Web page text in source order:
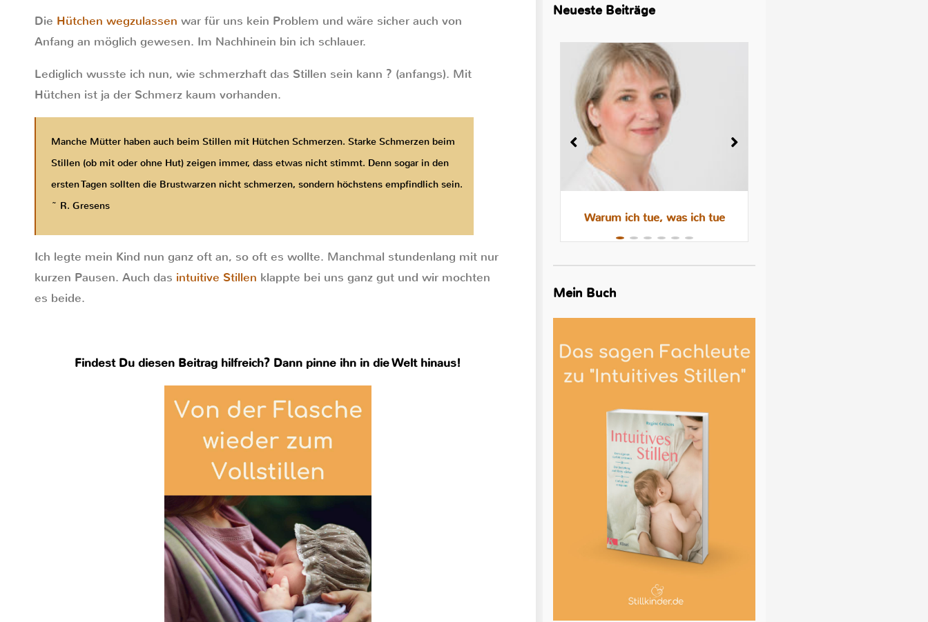
Die Hütchen wegzulassen war für uns kein Problem und wäre sicher auch von
Anfang an möglich gewesen. Im Nachhinein bin ich schlauer.
Lediglich wusste ich nun, wie schmerzhaft das Stillen sein kann ? (anfangs). Mit
Hütchen ist ja der Schmerz kaum vorhanden.
Manche Mütter haben auch beim Stillen mit Hütchen Schmerzen. Starke Schmerzen beim
Stillen (ob mit oder ohne Hut) zeigen immer, dass etwas nicht stimmt. Denn sogar in den
ersten Tagen sollten die Brustwarzen nicht schmerzen, sondern höchstens empfindlich sein.
~ R. Gresens
Ich legte mein Kind nun ganz oft an, so oft es wollte. Manchmal stundenlang mit nur
kurzen Pausen. Auch das intuitive Stillen klappte bei uns ganz gut und wir mochten
es beide.
Findest Du diesen Beitrag hilfreich? Dann pinne ihn in die Welt hinaus!
Neueste Beiträge
Was steckt dahinter, was hilft
Warum ich tue, was ich tue
Mein Buch